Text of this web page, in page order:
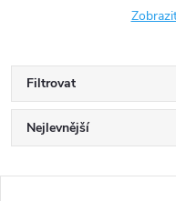
Filtrovat
Ř
a
Nejlevnější